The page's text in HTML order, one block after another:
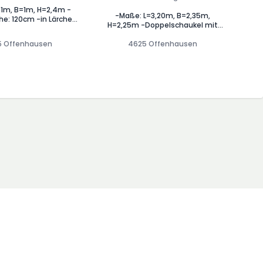
B=1m, H=2,4m -
120cm -in Lärche
und
Offenhausen
-Maße: L=3,20m, B=2,35m,
H=2,25m -Doppelschaukel mit
in Lärche mit stabiler Zapf-
4625 Offenhausen